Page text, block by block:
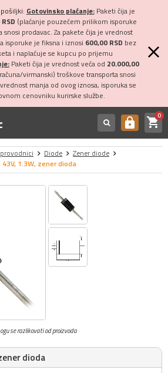
Gotovinsko plaćanje:Paketi čija je
(plaćanje pouzećem prilikom isporuke
prodavac. Za pakete čija je vrednost
isporuke je fiksna i iznosi 600,00 RSD bez
i naplaćuje se kupcu po prijemu
Paketi čija je vrednost veća od 20.000,00
virmanski) troškove transporta snosi
manja od ovog iznosa, isporuka se
cenovniku kurirske službe.
https shopping_cart0
Diode
Zener diode
43V, 1.3W, zener dioda
se razlikovati od proizvoda
dioda